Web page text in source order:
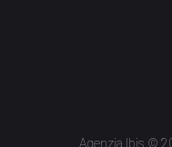
Agenzia Ibis ©